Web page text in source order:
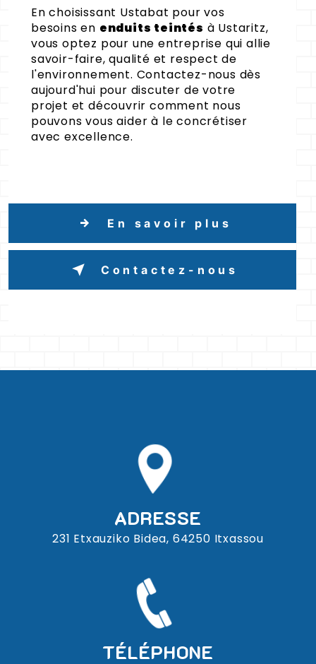
En choisissant Ustabat pour vos
besoins en enduits teintés à Ustaritz,
vous optez pour une entreprise qui allie
savoir-faire, qualité et respect de
l'environnement. Contactez-nous dès
aujourd'hui pour discuter de votre
projet et découvrir comment nous
pouvons vous aider à le concrétiser
avec excellence.
En savoir plus
Contactez-nous
ADRESSE
231 Etxauziko Bidea, 64250 Itxassou
TÉLÉPHONE